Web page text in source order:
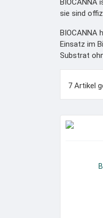
sie sind
BIOCANNA
Einsatz im
Substrat
7 Artikel